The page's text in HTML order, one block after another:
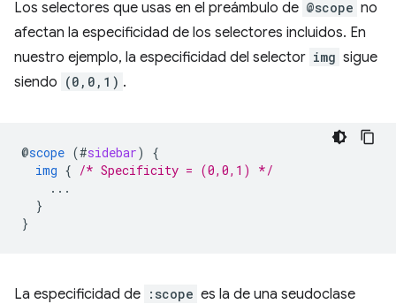
Los selectores que usas en el preámbulo de @scope no
afectan la especificidad de los selectores incluidos. En
nuestro ejemplo, la especificidad del selector img sigue
siendo (0,0,1) .
@scope (#sidebar)
{
img { /* Specificity = (0,0,1) */
...
}
}
La especificidad de :scope es la de una seudoclase